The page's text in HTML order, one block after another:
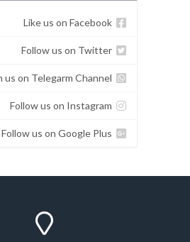
Like us on Facebook
Follow us on Twitter